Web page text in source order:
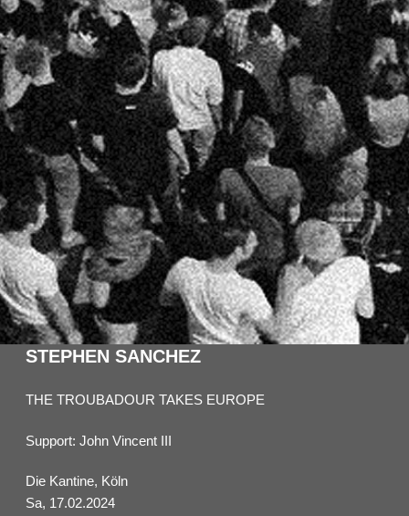
STEPHEN SANCHEZ
THE TROUBADOUR TAKES EUROPE
Support: John Vincent III
Die Kantine, Köln
Sa, 17.02.2024